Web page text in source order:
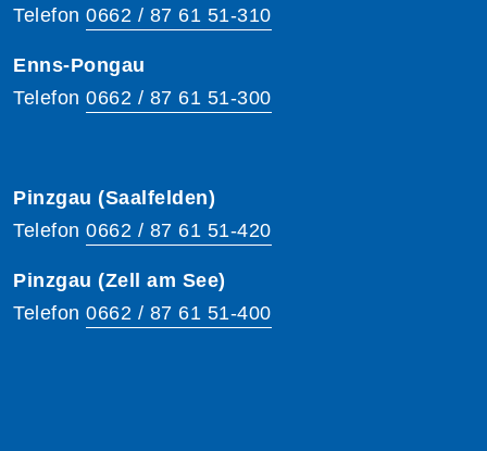
Telefon 0662 / 87 61 51-310
Enns-Pongau
Telefon 0662 / 87 61 51-300
Pinzgau (Saalfelden)
Telefon 0662 / 87 61 51-420
Pinzgau (Zell am See)
Telefon 0662 / 87 61 51-400